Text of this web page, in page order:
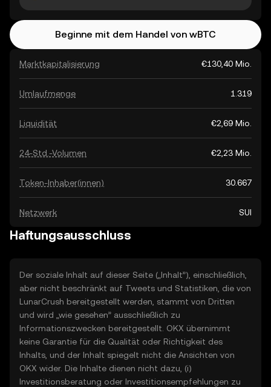
Marktkapitalisierung €130,40 Mio.
Umlaufmenge 1.319
Liquidität €2,69 Mio.
24-Std.-Volumen €2,23 Mio.
Token-Inhaber(innen) 30.667
Netzwerk SUI
Beginne mit dem Handel von wBTC
Haftungsausschluss
Der soziale Inhalt auf dieser Seite („Inhalt”), einschließlich,
aber nicht beschränkt auf Tweets und Statistiken, die von
LunarCrush bereitgestellt werden, stammt von Dritten
und wird „wie gesehen” ausschließlich zu
Informationszwecken bereitgestellt. OKX übernimmt
keine Garantie für die Qualität oder Richtigkeit des
Inhalts, und der Inhalt spiegelt nicht die Ansichten von
OKX wider. Die Inhalte dienen nicht dazu, (i)
Investitionsberatung oder Investitionsempfehlungen zu